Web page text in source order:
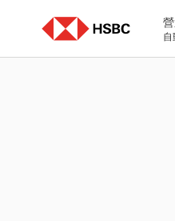
to
content